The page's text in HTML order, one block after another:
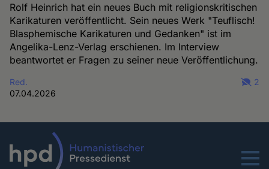
Rolf Heinrich hat ein neues Buch mit religionskritischen
Karikaturen veröffentlicht. Sein neues Werk "Teuflisch!
Blasphemische Karikaturen und Gedanken" ist im
Angelika-Lenz-Verlag erschienen. Im Interview
beantwortet er Fragen zu seiner neue Veröffentlichung.
Red.
07.04.2026
2
Menu